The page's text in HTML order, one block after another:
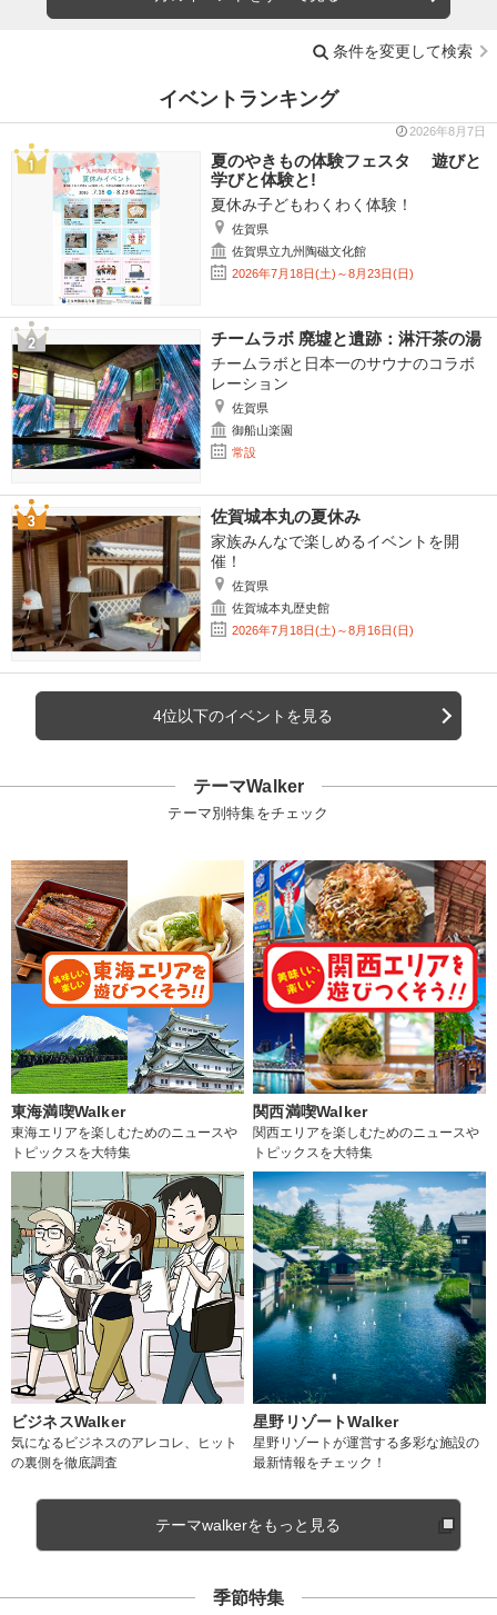
条件を変更して検索
イベントランキング
2026年8月7日
夏のやきもの体験フェスタ 遊びと
学びと体験と!
夏休み子どもわくわく体験！
佐賀県
佐賀県立九州陶磁文化館
2026年7月18日(土)～8月23日(日)
チームラボ 廃墟と遺跡：淋汗茶の湯
チームラボと日本一のサウナのコラボ
レーション
佐賀県
御船山楽園
常設
佐賀城本丸の夏休み
家族みんなで楽しめるイベントを開
催！
佐賀県
佐賀城本丸歴史館
2026年7月18日(土)～8月16日(日)
4位以下のイベントを見る
テーマWalker
テーマ別特集をチェック
東海満喫Walker
東海エリアを楽しむためのニュースや
トピックスを大特集
関西満喫Walker
関西エリアを楽しむためのニュースや
トピックスを大特集
ビジネスWalker
気になるビジネスのアレコレ、ヒット
の裏側を徹底調査
星野リゾートWalker
星野リゾートが運営する多彩な施設の
最新情報をチェック！
テーマwalkerをもっと見る
季節特集